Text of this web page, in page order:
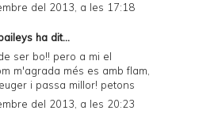
del 2013, a les 17:18
ha dit...
ser bo!! pero a mi el
m'agrada més es amb flam,
i passa millor! petons
del 2013, a les 20:23